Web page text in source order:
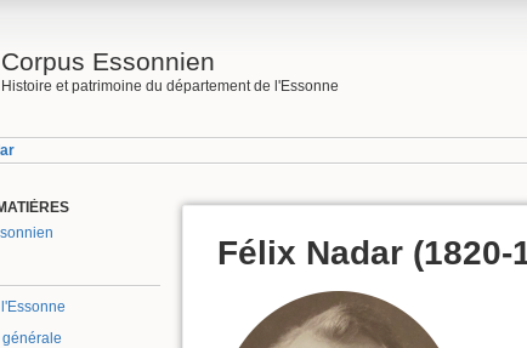
Corpus Essonnien
Histoire et patrimoine du département de l'Essonne
Félix Nadar (1820-